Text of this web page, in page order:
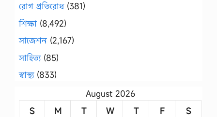
রোগ প্রতিরোধ(381)
শিক্ষা (8,492)
সাজেশন (2,167)
সাহিত্য(85)
স্বাস্থ্য(833)
August 2026
S
M T W T F
S